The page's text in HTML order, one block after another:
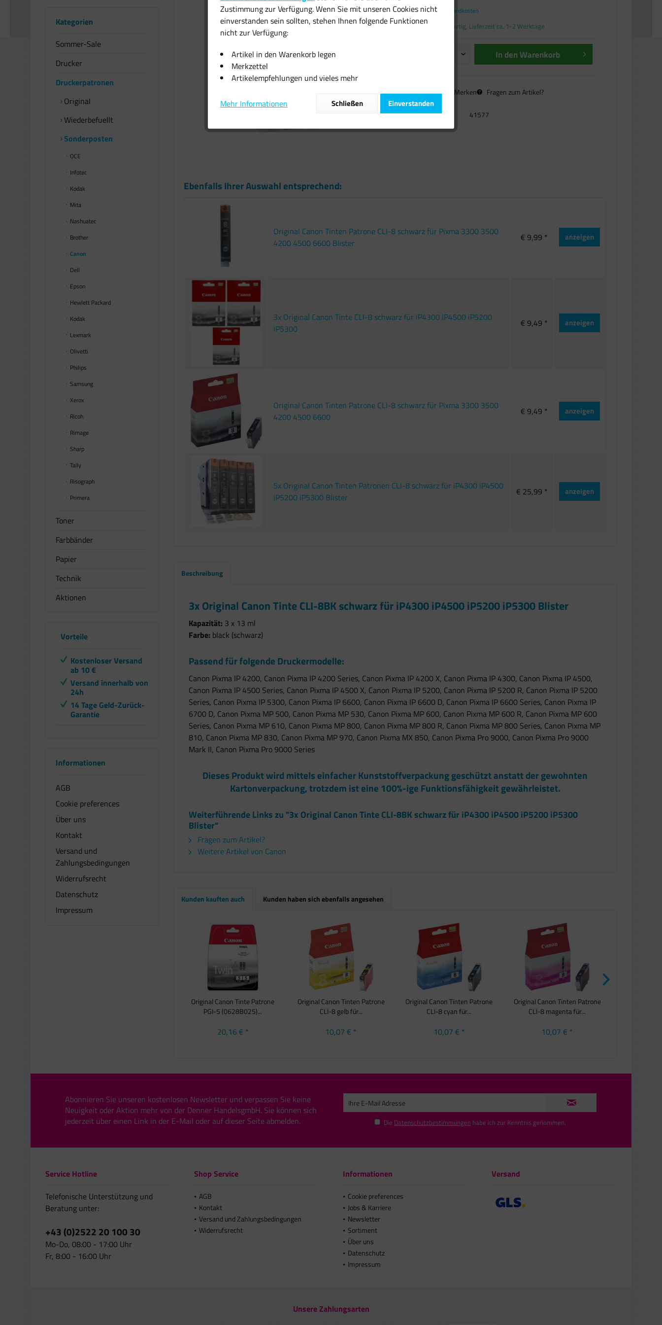
Kategorien
Sommer-Sale
Drucker
Druckerpatronen
Original
Wiederbefuellt
Sonderposten
OCE
Infotec
Kodak
Mita
Nashuatec
Brother
Canon
Dell
Epson
Hewlett Packard
Kodak
Lexmark
Olivetti
Philips
Samsung
Xerox
Ricoh
Rimage
Sharp
Tally
Risograph
Primera
Toner
Farbbänder
Papier
Technik
Aktionen
Vorteile
Kostenloser Versand
ab 10 €
Versand innerhalb von
24h
14 Tage Geld-Zurück-
Garantie
Informationen
AGB
Cookie preferences
Über uns
Kontakt
Versand und
Zahlungsbedingungen
Widerrufsrecht
Datenschutz
Impressum
inkl. MwSt.zzgl. Versandkosten
Sofort versandfertig, Lieferzeit ca. 1-2 Werktage
In denWarenkorb
Vergleichen Merken Fragen zum Artikel?
Artikel-Nr.: 41577
Ebenfalls Ihrer Auswahl entsprechend:
Original Canon Tinten Patrone CLI-8 schwarz für Pixma 3300 3500
4200 4500 6600 Blister
€ 9,99 * anzeigen
3x Original Canon Tinte CLI-8 schwarz für iP4300 iP4500 iP5200
iP5300
€ 9,49 * anzeigen
Original Canon Tinten Patrone CLI-8 schwarz für Pixma 3300 3500
4200 4500 6600
€ 9,49 * anzeigen
5x Original Canon Tinten Patronen CLI-8 schwarz für iP4300 iP4500
iP5200 iP5300 Blister
€ 25,99 * anzeigen
Beschreibung
3x Original Canon Tinte CLI-8BK schwarz für iP4300 iP4500 iP5200 iP5300 Blister
Kapazität: 3 x 13 ml
Farbe: black (schwarz)
Passend für folgende Druckermodelle:
Canon Pixma IP 4200, Canon Pixma IP 4200 Series, Canon Pixma IP 4200 X, Canon Pixma IP 4300, Canon Pixma IP 4500,
Canon Pixma IP 4500 Series, Canon Pixma IP 4500 X, Canon Pixma IP 5200, Canon Pixma IP 5200 R, Canon Pixma IP 5200
Series, Canon Pixma IP 5300, Canon Pixma IP 6600, Canon Pixma IP 6600 D, Canon Pixma IP 6600 Series, Canon Pixma IP
6700 D, Canon Pixma MP 500, Canon Pixma MP 530, Canon Pixma MP 600, Canon Pixma MP 600 R, Canon Pixma MP 600
Series, Canon Pixma MP 610, Canon Pixma MP 800, Canon Pixma MP 800 R, Canon Pixma MP 800 Series, Canon Pixma MP
810, Canon Pixma MP 830, Canon Pixma MP 970, Canon Pixma MX 850, Canon Pixma Pro 9000, Canon Pixma Pro 9000
Mark II, Canon Pixma Pro 9000 Series
Dieses Produkt wird mittels einfacher Kunststoffverpackung geschützt anstatt der gewohnten
Kartonverpackung, trotzdem ist eine 100%-ige Funktionsfähigkeit gewährleistet.
Weiterführende Links zu "3x Original Canon Tinte CLI-8BK schwarz für iP4300 iP4500 iP5200 iP5300
Blister"
Fragen zum Artikel?
Weitere Artikel von Canon
Kunden kauften auch Kunden haben sich ebenfalls angesehen
Original Canon Tinte Patrone
PGI-5 (0628B025)...
20,16 € *
Original Canon Tinten Patrone
CLI-8 gelb für...
10,07 € *
Original Canon Tinten Patrone
CLI-8 cyan für...
10,07 € *
Original Canon Tinten Patrone
CLI-8 magenta für...
10,07 € *
Abonnieren Sie unseren kostenlosen Newsletter und verpassen Sie keine
Neuigkeit oder Aktion mehr von der Denner HandelsgmbH. Sie können sich
jederzeit über einen Link in der E-Mail oder auf dieser Seite abmelden.
Die Datenschutzbestimmungen habe ich zur Kenntnis genommen.
Service Hotline
Telefonische Unterstützung und
Beratung unter:
+43 (0)2522 20 100 30
Mo-Do, 08:00 - 17:00 Uhr
Fr, 8:00 - 16:00 Uhr
Shop Service
AGB
Kontakt
Versand und Zahlungsbedingungen
Widerrufsrecht
Informationen
Cookie preferences
Jobs & Karriere
Newsletter
Sortiment
Über uns
Datenschutz
Impressum
Versand
Unsere Zahlungsarten
Zustimmung zur Verfügung. Wenn Sie mit unseren Cookies nicht
einverstanden sein sollten, stehen Ihnen folgende Funktionen
nicht zur Verfügung:
Artikel in den Warenkorb legen
Merkzettel
Artikelempfehlungen und vieles mehr
Mehr Informationen Einverstanden
Schließen